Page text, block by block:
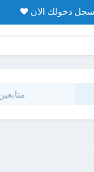
دخولك الان ♥
متابعين